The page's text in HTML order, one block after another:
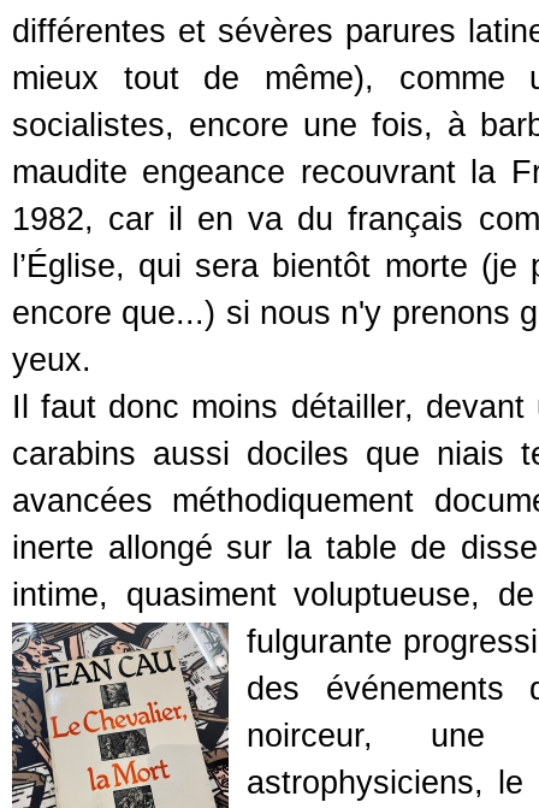
différentes et sévères parures
mieux tout de même),
socialistes, encore une fois, à
maudite engeance recouvrant la
1982, car il en va du français
l’Église, qui sera bientôt morte
encore que...) si nous n'y prenons
yeux.
Il faut donc moins détailler,
carabins aussi dociles que niais
avancées méthodiquement
inerte allongé sur la table de
intime, quasiment voluptueuse,
fulgurante
des
noirceur, une
astrophysiciens,